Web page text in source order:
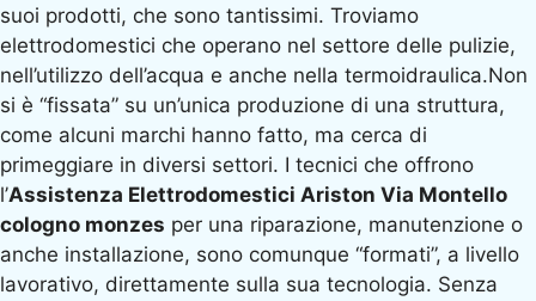
suoi prodotti, che sono tantissimi. Troviamo
elettrodomestici che operano nel settore delle pulizie,
nell’utilizzo dell’acqua e anche nella termoidraulica.Non
si è “fissata” su un’unica produzione di una struttura,
come alcuni marchi hanno fatto, ma cerca di
primeggiare in diversi settori. I tecnici che offrono
l’Assistenza Elettrodomestici Ariston Via Montello
cologno monzes per una riparazione, manutenzione o
anche installazione, sono comunque “formati”, a livello
lavorativo, direttamente sulla sua tecnologia. Senza